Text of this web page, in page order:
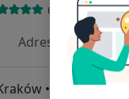
6870 opinii
Adres 3 Adres
•
Mapa